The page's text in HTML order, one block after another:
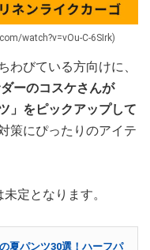
watch?v=vOu-C-6SIrk)
わびている方向けに、
ーのコスケさんが
」をピックアップして
策にぴったりのアイテ
定となります。
夏パンツ30選！ハーフパ